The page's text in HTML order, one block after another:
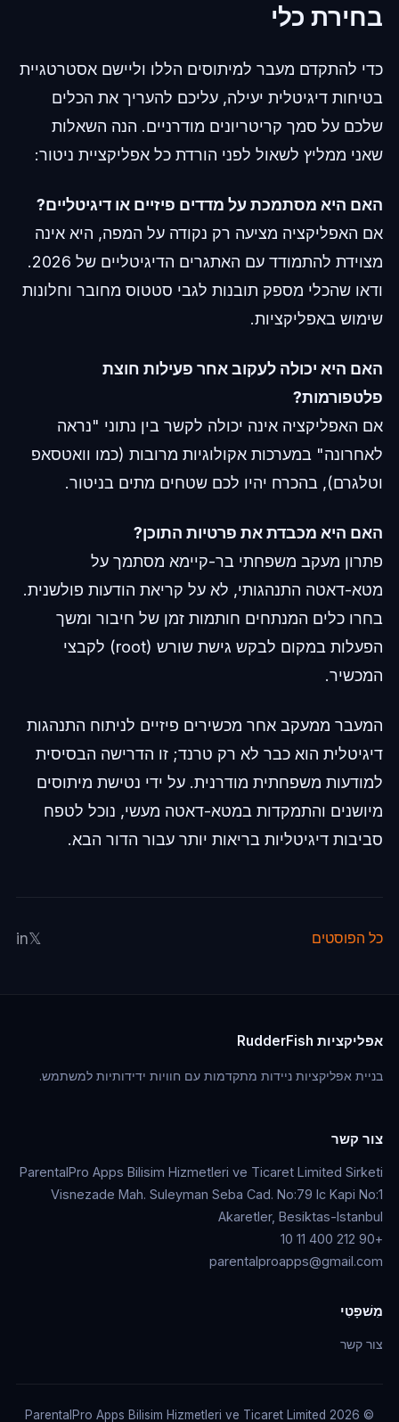
בחירת כלי
כדי להתקדם מעבר למיתוסים הללו וליישם אסטרטגיית
בטיחות דיגיטלית יעילה, עליכם להעריך את הכלים
שלכם על סמך קריטריונים מודרניים. הנה השאלות
שאני ממליץ לשאול לפני הורדת כל אפליקציית ניטור:
האם היא מסתמכת על מדדים פיזיים או דיגיטליים?
אם האפליקציה מציעה רק נקודה על המפה, היא אינה
מצוידת להתמודד עם האתגרים הדיגיטליים של 2026.
ודאו שהכלי מספק תובנות לגבי סטטוס מחובר וחלונות
שימוש באפליקציות.
האם היא יכולה לעקוב אחר פעילות חוצת
פלטפורמות?
אם האפליקציה אינה יכולה לקשר בין נתוני "נראה
לאחרונה" במערכות אקולוגיות מרובות (כמו וואטסאפ
וטלגרם), בהכרח יהיו לכם שטחים מתים בניטור.
האם היא מכבדת את פרטיות התוכן?
פתרון מעקב משפחתי בר-קיימא מסתמך על
מטא-דאטה התנהגותי, לא על קריאת הודעות פולשנית.
בחרו כלים המנתחים חותמות זמן של חיבור ומשך
הפעלות במקום לבקש גישת שורש (root) לקבצי
המכשיר.
המעבר ממעקב אחר מכשירים פיזיים לניתוח התנהגות
דיגיטלית הוא כבר לא רק טרנד; זו הדרישה הבסיסית
למודעות משפחתית מודרנית. על ידי נטישת מיתוסים
מיושנים והתמקדות במטא-דאטה מעשי, נוכל לטפח
סביבות דיגיטליות בריאות יותר עבור הדור הבא.
כל הפוסטים 𝕏
in
אפליקציות RudderFish
בניית אפליקציות ניידות מתקדמות עם חוויות ידידותיות למשתמש.
צור קשר
ParentalPro Apps Bilisim Hizmetleri ve Ticaret Limited Sirketi
Visnezade Mah. Suleyman Seba Cad. No:79 Ic Kapi No:1
Akaretler, Besiktas-Istanbul
+90 212 400 11 10
parentalproapps@gmail.com
מִשׁפָּטִי
צור קשר
© 2026 ParentalPro Apps Bilisim Hizmetleri ve Ticaret Limited